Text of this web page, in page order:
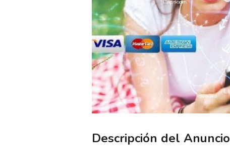
Descripción del Anuncio